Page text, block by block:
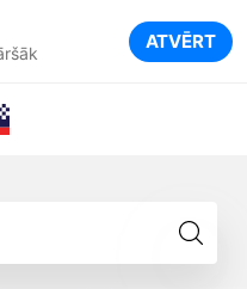
ATVĒRT